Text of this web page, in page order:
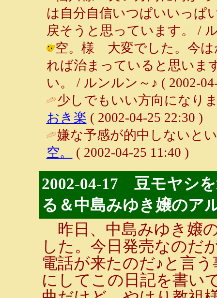
は自分自信いつぱいいっぱ
戻そうと思っています。 /
空。様 大変でした。今は
れば治まっていると思いま
い。 / ルンルン～♪ ( 2002-
少しでもいい方向にな
おき楽 ( 2002-04-25 22:30 )
嫌な予感が的中しないと
空。
( 2002-04-25 11:40 )
2002-04-17 豆モヤシ
る＆中島みゆき嬢のア
昨日、中島みゆき嬢
した。今日発売なのだ
電話が来たのだ♪と言
にしてこの日記を書い